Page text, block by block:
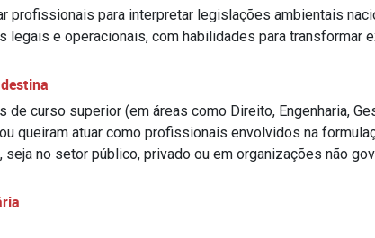
profissionais para interpretar legislações ambientais
legais e operacionais, com habilidades para transformar
de curso superior (em áreas como Direito, Engenharia,
queiram atuar como profissionais envolvidos na
seja no setor público, privado ou em organizações não